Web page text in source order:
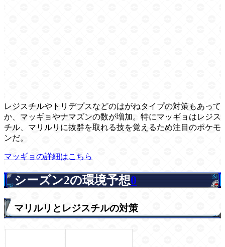
レジスチルやトリデプスなどのはがねタイプの対策もあって
か、マッギョやナマズンの数が増加。特にマッギョはレジス
チル、マリルリに抜群を取れる技を覚えるため注目のポケモ
ンだ。
マッギョの詳細はこちら
シーズン2の環境予想0
マリルリとレジスチルの対策